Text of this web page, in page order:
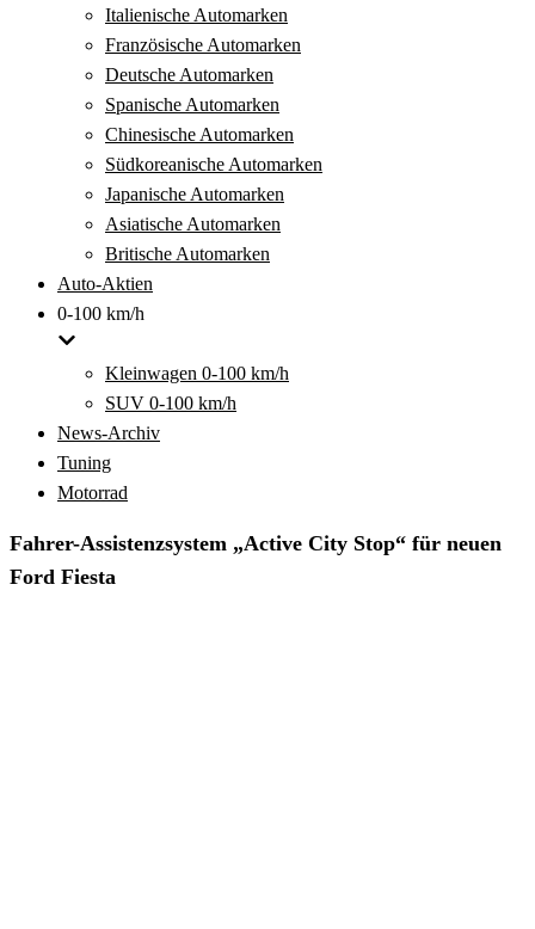
Italienische Automarken
Französische Automarken
Deutsche Automarken
Spanische Automarken
Chinesische Automarken
Südkoreanische Automarken
Japanische Automarken
Asiatische Automarken
Britische Automarken
Auto-Aktien
0-100 km/h
Kleinwagen 0-100 km/h
SUV 0-100 km/h
News-Archiv
Tuning
Motorrad
Fahrer-Assistenzsystem „Active City Stop“ für neuen
Ford Fiesta